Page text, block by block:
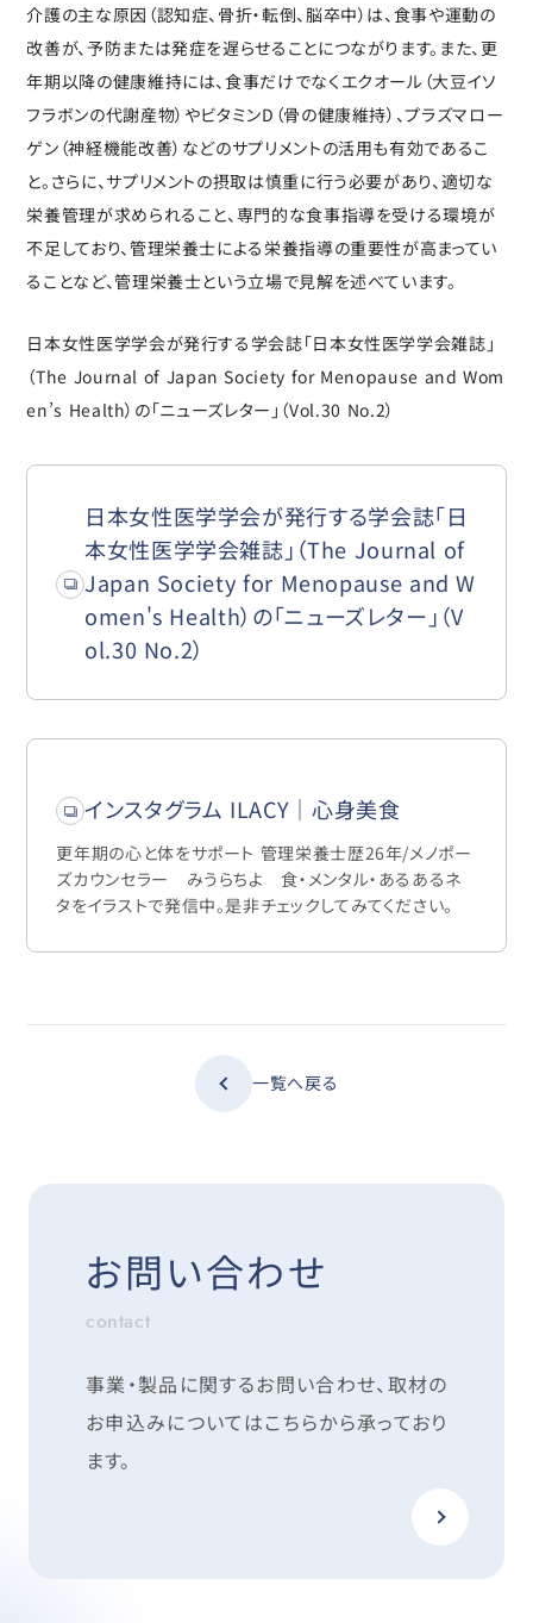
介護の主な原因（認知症、骨折・転倒、脳卒中）は、食事や運動の
改善が、予防または発症を遅らせることにつながります。また、更
年期以降の健康維持には、食事だけでなくエクオール（大豆イソ
フラボンの代謝産物）やビタミンD（骨の健康維持）、プラズマロー
ゲン（神経機能改善）などのサプリメントの活用も有効であるこ
と。さらに、サプリメントの摂取は慎重に行う必要があり、適切な
栄養管理が求められること、専門的な食事指導を受ける環境が
不足しており、管理栄養士による栄養指導の重要性が高まってい
ることなど、管理栄養士という立場で見解を述べています。
日本女性医学学会が発行する学会誌「日本女性医学学会雑誌」
（The Journal of Japan Society for Menopause and Wom
en’s Health）の「ニューズレター」（Vol.30 No.2）
日本女性医学学会が発行する学会誌「日
本女性医学学会雑誌」（The Journal of
Japan Society for Menopause and W
omen's Health）の「ニューズレター」（V
ol.30 No.2）
インスタグラム ILACY｜心身美食
更年期の心と体をサポート 管理栄養士歴26年/メノポー
ズカウンセラー みうらちよ 食・メンタル・あるあるネ
タをイラストで発信中。是非チェックしてみてください。
一覧へ戻る
お問い合わせ
contact
事業・製品に関するお問い合わせ、取材の
お申込みについてはこちらから承っており
ます。